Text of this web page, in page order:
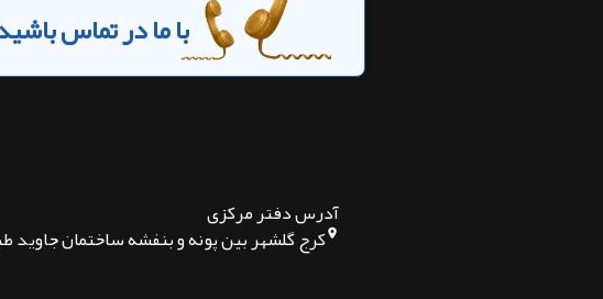
با ما در تماس
آدرس دفتر مرکزی
کرج گلشهر بین پونه و بنفشه ساختمان جاوید